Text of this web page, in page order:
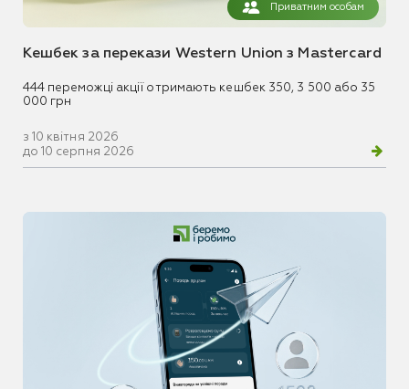
Приватним особам
Кешбек за перекази Western Union з Mastercard
444 переможці акції отримають кешбек 350, 3 500 або 35
000 грн
з 10 квітня 2026
до 10 серпня 2026